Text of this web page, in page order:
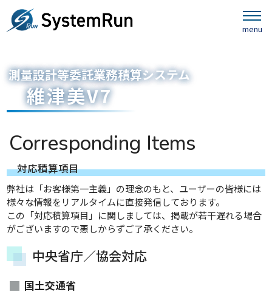
測量設計等委託業務積算システム
維津美V7
Corresponding Items
対応積算項目
弊社は「お客様第一主義」の理念のもと、ユーザーの皆様には
様々な情報をリアルタイムに直接発信しております。
この「対応積算項目」に関しましては、掲載が若干遅れる場合
がございますので悪しからずご了承ください。
中央省庁／協会対応
国土交通省